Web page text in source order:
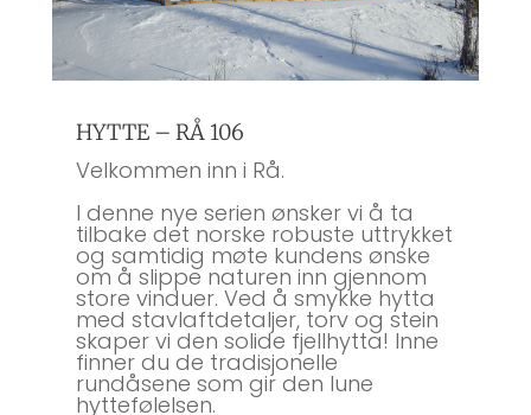
HYTTE – RÅ 106
Velkommen inn i Rå.
I denne nye serien ønsker vi å ta
tilbake det norske robuste uttrykket
og samtidig møte kundens ønske
om å slippe naturen inn gjennom
store vinduer. Ved å smykke hytta
med stavlaftdetaljer, torv og stein
skaper vi den solide fjellhytta! Inne
finner du de tradisjonelle
rundåsene som gir den lune
hyttefølelsen.